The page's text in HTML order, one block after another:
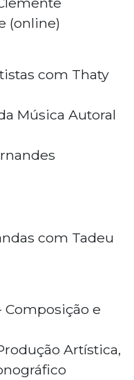
(online)
com Thaty
Música Autoral
com Tadeu
Composição e
Artística,